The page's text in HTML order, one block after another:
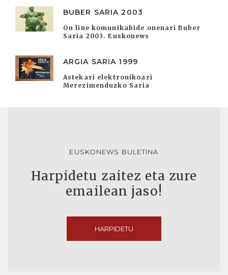
BUBER SARIA 2003
On line komunikabide onenari Buber
Saria 2003. Euskonews
ARGIA SARIA 1999
Astekari elektronikoari
Merezimenduzko Saria
EUSKONEWS BULETINA
Harpidetu zaitez eta zure
emailean jaso!
HARPIDETU